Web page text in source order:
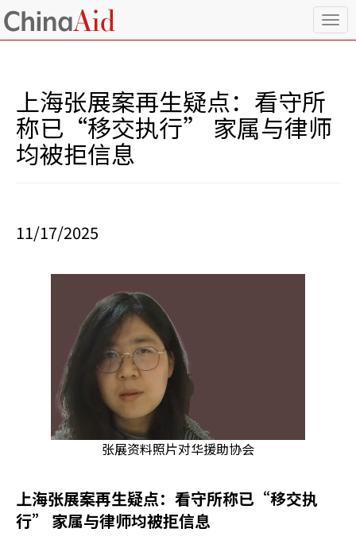
T
o
n
a
上海张展案再生疑点：看守所
称已“移交执行” 家属与律师
均被拒信息
11/17/2025
张展资料照片对华援助协会
上海张展案再生疑点：看守所称已“移交执
行” 家属与律师均被拒信息